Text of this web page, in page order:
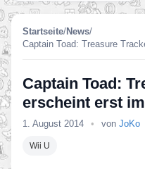
Startseite/News/
Captain Toad: Treasure
Captain Toad:
erscheint erst
1. August 2014 • von JoKo
Wii U